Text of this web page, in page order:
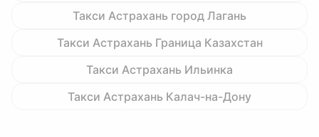
Такси Астрахань город Лагань
Такси Астрахань Граница Казахстан
Такси Астрахань Ильинка
Такси Астрахань Калач-на-Дону